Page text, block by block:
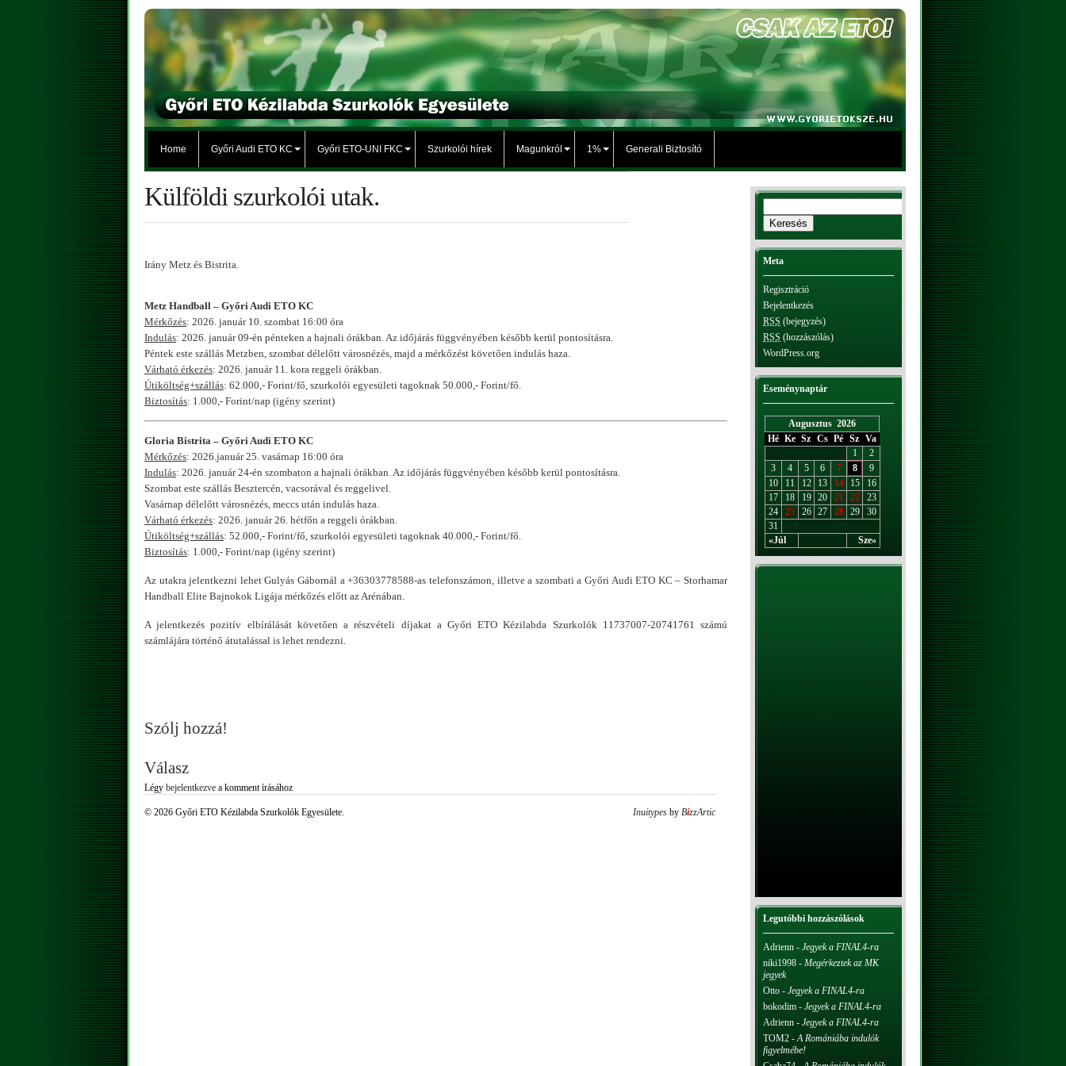
Home Győri Audi ETO KC Győri ETO-UNI FKC Szurkolói hírek Magunkról 1% Generali Biztosító
Külföldi szurkolói utak.
Irány Metz és Bistrita.
Metz Handball – Győri Audi ETO KC
Mérkőzés: 2026. január 10. szombat 16:00 óra
Indulás: 2026. január 09-én pénteken a hajnali órákban. Az időjárás függvényében később kerül pontosításra.
Péntek este szállás Metzben, szombat délelőtt városnézés, majd a mérkőzést követően indulás haza.
Várható érkezés: 2026. január 11. kora reggeli órákban.
Útiköltség+szállás: 62.000,- Forint/fő, szurkolói egyesületi tagoknak 50.000,- Forint/fő.
Biztosítás: 1.000,- Forint/nap (igény szerint)
Gloria Bistrita – Győri Audi ETO KC
Mérkőzés: 2026.január 25. vasárnap 16:00 óra
Indulás: 2026. január 24-én szombaton a hajnali órákban. Az időjárás függvényében később kerül pontosításra.
Szombat este szállás Besztercén, vacsorával és reggelivel.
Vasárnap délelőtt városnézés, meccs után indulás haza.
Várható érkezés: 2026. január 26. hétfőn a reggeli órákban.
Útiköltség+szállás: 52.000,- Forint/fő, szurkolói egyesületi tagoknak 40.000,- Forint/fő.
Biztosítás: 1.000,- Forint/nap (igény szerint)
Az utakra jelentkezni lehet Gulyás Gábornál a +36303778588-as telefonszámon, illetve a szombati a Győri Audi ETO KC – Storhamar
Handball Elite Bajnokok Ligája mérkőzés előtt az Arénában.
A jelentkezés pozitív elbírálását követően a részvételi díjakat a Győri ETO Kézilabda Szurkolók 11737007-20741761 számú
számlájára történő átutalással is lehet rendezni.
Szólj hozzá!
Válasz
Légy bejelentkezve a komment írásához
Meta
Regisztráció
Bejelentkezés
RSS (bejegyzés)
RSS (hozzászólás)
WordPress.org
Eseménynaptár
Augusztus 2026
Hé Ke Sz Cs Pé Sz Va
«Júl Sze»
1
2
3
4 5 6 7 8
9
10
11 12 13 14 15
16
17
18 19 20 21 22
23
24
25 26 27 28 29
30
31
Legutóbbi hozzászólások
Adrienn - Jegyek a FINAL4-ra
niki1998 - Megérkeztek az MK
jegyek
Otto - Jegyek a FINAL4-ra
bokodim - Jegyek a FINAL4-ra
Adrienn - Jegyek a FINAL4-ra
TOM2 -A Romániába indulók
figyelmébe!
© 2026 Győri ETO Kézilabda Szurkolók Egyesülete. Inuitypes by BizzArtic